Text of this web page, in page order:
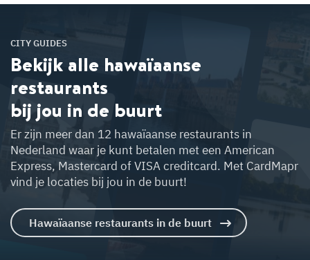
CITY GUIDES
Bekijk alle hawaïaanse
restaurants
bij jou in de buurt
Er zijn meer dan 12 hawaïaanse restaurants in
Nederland waar je kunt betalen met een American
Express, Mastercard of VISA creditcard. Met CardMapr
vind je locaties bij jou in de buurt!
Hawaïaanse restaurants in de buurt
W
at te doen in
Zw
olle?
ere?
W
at te doen in
Am
ersfoort?
doen in